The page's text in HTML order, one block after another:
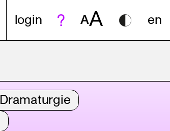
login AA en
Dramaturgie